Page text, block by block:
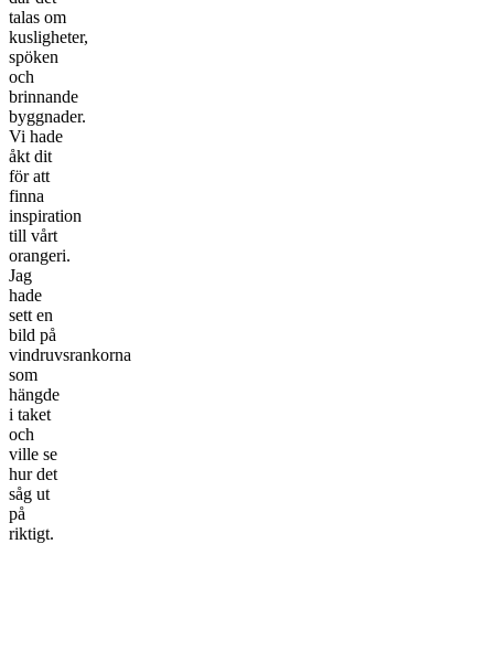
talas om
kusligheter,
spöken
och
brinnande
byggnader.
Vi hade
åkt dit
för att
finna
inspiration
till vårt
orangeri.
Jag
hade
sett en
bild på
vindruvsrankorna
som
hängde
i taket
och
ville se
hur det
såg ut
på
riktigt.